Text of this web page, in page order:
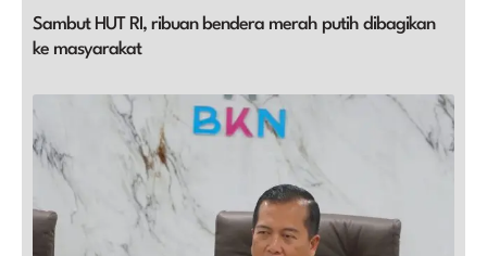
Sambut HUT RI, ribuan bendera merah putih dibagikan
ke masyarakat